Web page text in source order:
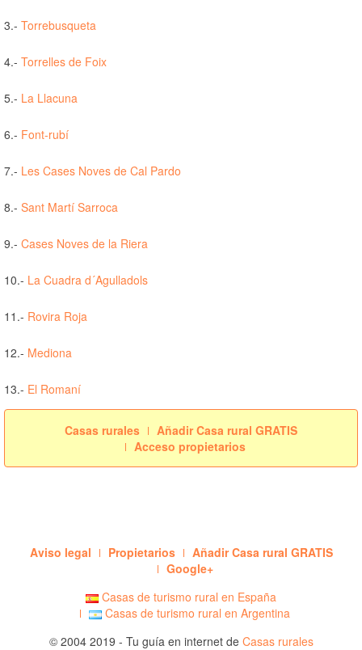
3.- Torrebusqueta
4.- Torrelles de Foix
5.- La Llacuna
6.- Font-rubí
7.- Les Cases Noves de Cal Pardo
8.- Sant Martí Sarroca
9.- Cases Noves de la Riera
10.- La Cuadra d´Agulladols
11.- Rovira Roja
12.- Mediona
13.- El Romaní
Casas rurales
Añadir Casa rural GRATIS
Acceso propietarios
Aviso legal Propietarios
Añadir Casa rural GRATIS
Google+
Casas de turismo rural en España
Casas de turismo rural en Argentina
© 2004 2019 - Tu guía en internet de Casas rurales